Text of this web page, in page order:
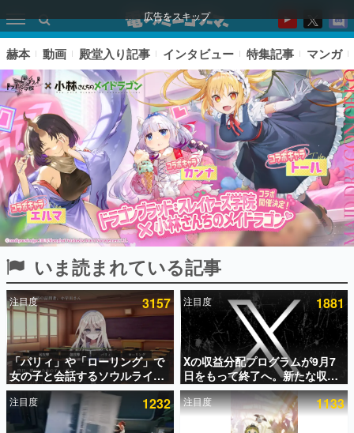
広告をスキップ
ピックアップ
電ファミのいま読まれている記事ランキング
アプリセール情報
インタビュー
連載・特集一覧
赫本 動画 殿堂入り記事 インタビュー 特集記事 マンガ
いま読まれている記事
注目度 3157
「パリィ」や「ローリング」で
女の子と会話するソウルライク
恋愛ゲーム『小早川さんはソウ
ルライク』無料公開。返事に失
敗すると「YOU DIED」
注目度 1881
Xの収益分配プログラムが9月7
日をもって終了へ。新たな収益
化制度「Original Content
Rewards Program」を発表
注目度 1232 注目度 1133